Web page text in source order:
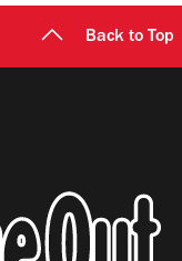
Back to Top